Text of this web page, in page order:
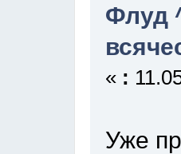
Флуд
« :
Уже